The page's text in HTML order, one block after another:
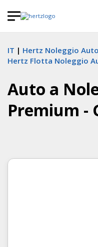
IT
Hertz Noleggio
Hertz Flotta Noleggio
Auto a
Premium -